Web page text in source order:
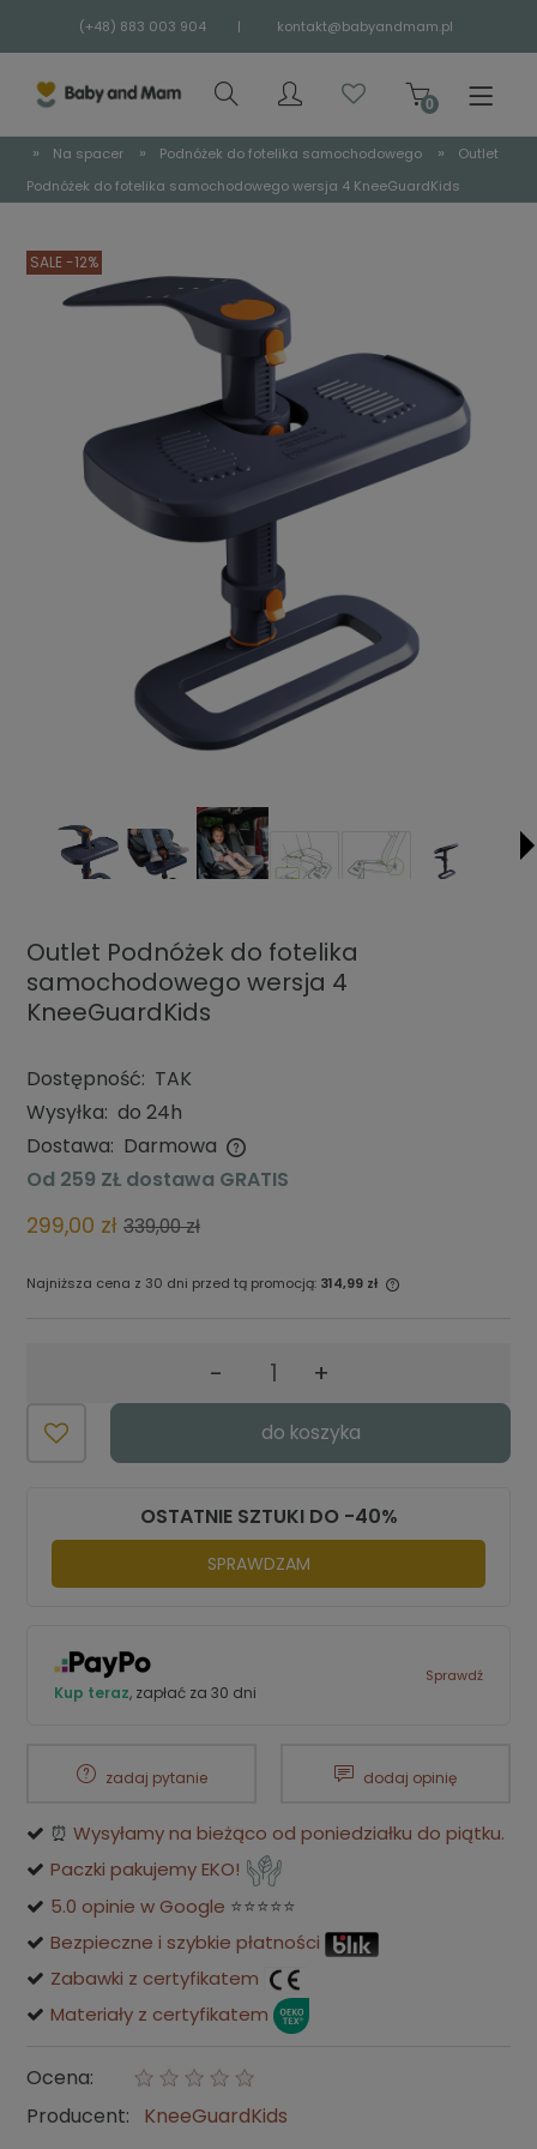
(+48) 883 003 904 | kontakt@babyandmam.pl
» Na spacer » Podnóżek do fotelika samochodowego »
Outlet
Podnóżek do fotelika samochodowego wersja 4 KneeGuardKids
SALE -12%
Outlet Podnóżek do fotelika
samochodowego wersja 4
KneeGuardKids
Dostępność: TAK
Wysyłka: do 24h
Dostawa: Darmowa
Cena nie zawiera ewentualnych kosztów płatności
Od 259 ZŁ dostawa GRATIS
299,00 zł 339,00 zł
Najniższa cena z 30 dni przed tą promocją: 314,99 zł
produkt pojawił się w sprzedaży.
- +
do koszyka
OSTATNIE SZTUKI DO -40%
SPRAWDZAM
Kup teraz, zapłać za 30 dni
Sprawdź
zadaj pytanie dodaj opinię
⏰ Wysyłamy na bieżąco od poniedziałku do piątku.
Paczki pakujemy EKO!
5.0 opinie w Google ⭐⭐⭐⭐⭐
Bezpieczne i szybkie płatności
Zabawki z certyfikatem
Materiały z certyfikatem
Ocena:
Producent:
KneeGuardKids